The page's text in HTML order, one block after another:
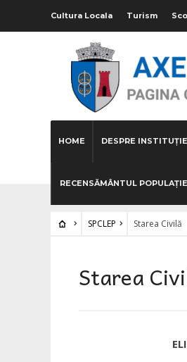
Cultura Locala Turism
HOME DESPRE INSTITUȚIE
RECENSĂMÂNTUL
SPCLEP Starea Civilă
Starea